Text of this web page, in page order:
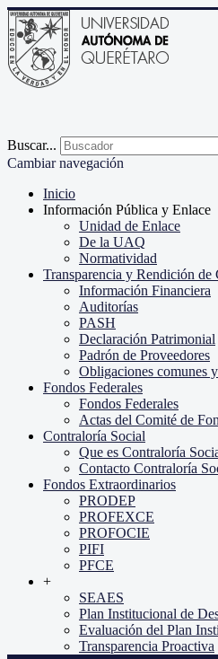
Buscar...
Cambiar navegación
Inicio
Información Pública y Enlace
Unidad de Enlace
De la UAQ
Normatividad
Transparencia y Rendición de
Información Financiera
Auditorías
PASH
Declaración Patrimonial
Padrón de Proveedores
Obligaciones comunes
Fondos Federales
Fondos Federales
Actas del Comité de
Contraloría Social
Que es Contraloría
Contacto Contraloría
Fondos Extraordinarios
PRODEP
PROFEXCE
PROFOCIE
PIFI
PFCE
+
SEAES
Plan Institucional de
Evaluación del Plan
Transparencia Proactiva